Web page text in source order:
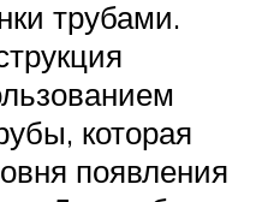
трубами.
которая
появления